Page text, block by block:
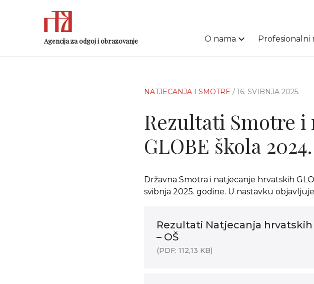
Agencija za odgoj i obrazovanje O nama Profesionalni
NATJECANJA I SMOTRE / 16. SVIBNJA 2025.
Rezultati Smotre
GLOBE škola
Državna Smotra i natjecanje hrvatskih
svibnja 2025. godine. U nastavku
Rezultati Natjecanja hrvatskih
– OŠ
(PDF: 112,13 KB)